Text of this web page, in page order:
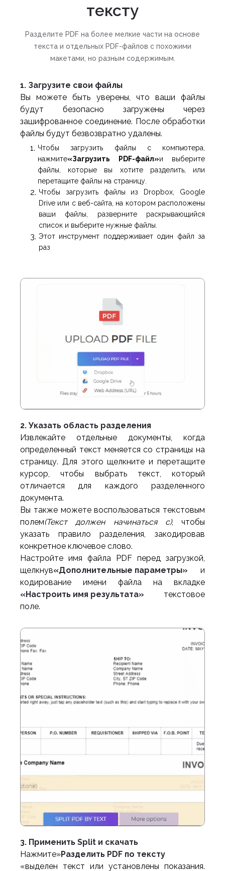
тексту
Разделите PDF на более мелкие части на основе
текста и отдельных PDF-файлов с похожими
макетами, но разным содержимым.
1. Загрузите свои файлы
Вы можете быть уверены, что ваши файлы
будут безопасно загружены через
зашифрованное соединение. После обработки
файлы будут безвозвратно удалены.
Чтобы загрузить файлы с компьютера,
нажмите«Загрузить PDF-файл»и выберите
файлы, которые вы хотите разделить, или
перетащите файлы на страницу.
Чтобы загрузить файлы из Dropbox, Google
Drive или с веб-сайта, на котором расположены
ваши файлы, разверните раскрывающийся
список и выберите нужные файлы.
Этот инструмент поддерживает один файл за
раз
2. Указать область разделения
Извлекайте отдельные документы, когда
определенный текст меняется со страницы на
страницу. Для этого щелкните и перетащите
курсор, чтобы выбрать текст, который
отличается для каждого разделенного
документа.
Вы также можете воспользоваться текстовым
полем(Текст должен начинаться с), чтобы
указать правило разделения, закодировав
конкретное ключевое слово.
Настройте имя файла PDF перед загрузкой,
щелкнув«Дополнительные параметры»
и
кодирование имени файла на вкладке
«Настроить имя результата»
текстовое
поле.
3. Применить Split и скачать
Нажмите»Разделить PDF по тексту
«выделен текст или установлены показания.